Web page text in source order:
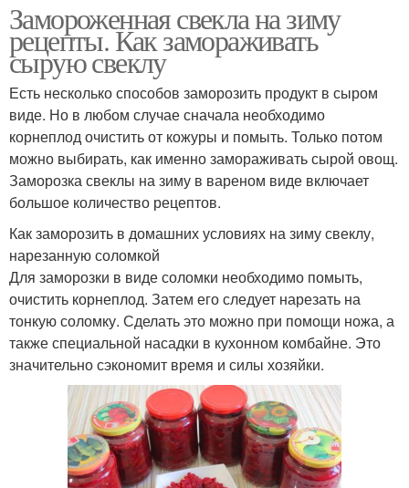
Замороженная свекла на зиму
рецепты. Как замораживать
сырую свеклу
Есть несколько способов заморозить продукт в сыром
виде. Но в любом случае сначала необходимо
корнеплод очистить от кожуры и помыть. Только потом
можно выбирать, как именно замораживать сырой овощ.
Заморозка свеклы на зиму в вареном виде включает
большое количество рецептов.
Как заморозить в домашних условиях на зиму свеклу,
нарезанную соломкой
Для заморозки в виде соломки необходимо помыть,
очистить корнеплод. Затем его следует нарезать на
тонкую соломку. Сделать это можно при помощи ножа, а
также специальной насадки в кухонном комбайне. Это
значительно сэкономит время и силы хозяйки.